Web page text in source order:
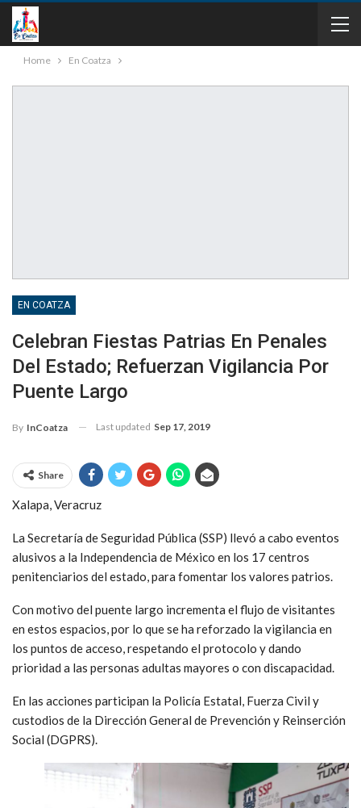
Home En Coatza
EN COATZA
Celebran Fiestas Patrias En Penales
Del Estado; Refuerzan Vigilancia Por
Puente Largo
By InCoatza Last updated Sep 17, 2019
Share
Xalapa, Veracruz
La Secretaría de Seguridad Pública (SSP) llevó a cabo eventos
alusivos a la Independencia de México en los 17 centros
penitenciarios del estado, para fomentar los valores patrios.
Con motivo del puente largo incrementa el flujo de visitantes
en estos espacios, por lo que se ha reforzado la vigilancia en
los puntos de acceso, respetando el protocolo y dando
prioridad a las personas adultas mayores o con discapacidad.
En las acciones participan la Policía Estatal, Fuerza Civil y
custodios de la Dirección General de Prevención y Reinserción
Social (DGPRS).